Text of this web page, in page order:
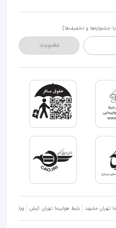
جشنواره‌ها و تخفیف‌ها)
عضویت
تهران مشهد بلیط هواپیما تهران کیش ویلا شمال